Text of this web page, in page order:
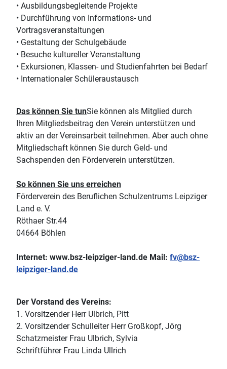
• Ausbildungsbegleitende Projekte
• Durchführung von Informations- und
Vortragsveranstaltungen
• Gestaltung der Schulgebäude
• Besuche kultureller Veranstaltung
• Exkursionen, Klassen- und Studienfahrten bei Bedarf
• Internationaler Schüleraustausch
Das können Sie tunSie können als Mitglied durch
Ihren Mitgliedsbeitrag den Verein unterstützen und
aktiv an der Vereinsarbeit teilnehmen. Aber auch ohne
Mitgliedschaft können Sie durch Geld- und
Sachspenden den Förderverein unterstützen.
So können Sie uns erreichen
Förderverein des Beruflichen Schulzentrums Leipziger
Land e. V.
Röthaer Str.44
04664 Böhlen
Internet: www.bsz-leipziger-land.de Mail: fv@bsz-
leipziger-land.de
Der Vorstand des Vereins:
1. Vorsitzender Herr Ulbrich, Pitt
2. Vorsitzender Schulleiter Herr Großkopf, Jörg
Schatzmeister Frau Ulbrich, Sylvia
Schriftführer Frau Linda Ullrich